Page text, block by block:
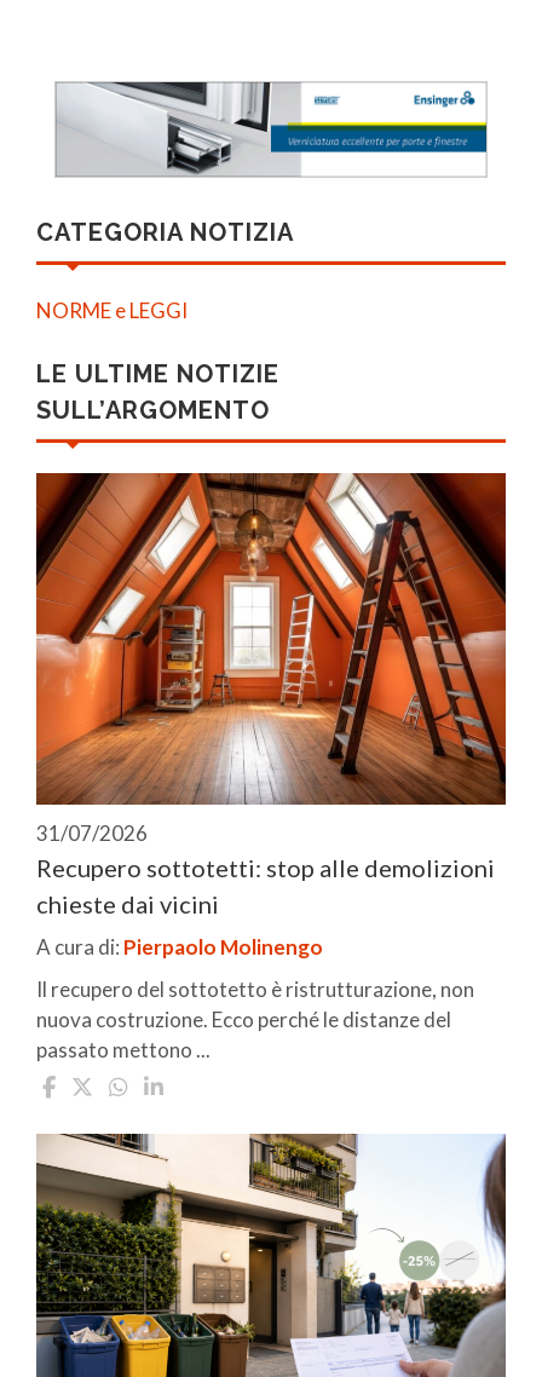
CATEGORIA NOTIZIA
NORME e LEGGI
LE ULTIME NOTIZIE
SULL’ARGOMENTO
31/07/2026
Recupero sottotetti: stop alle demolizioni
chieste dai vicini
A cura di: Pierpaolo Molinengo
Il recupero del sottotetto è ristrutturazione, non
nuova costruzione. Ecco perché le distanze del
passato mettono ...